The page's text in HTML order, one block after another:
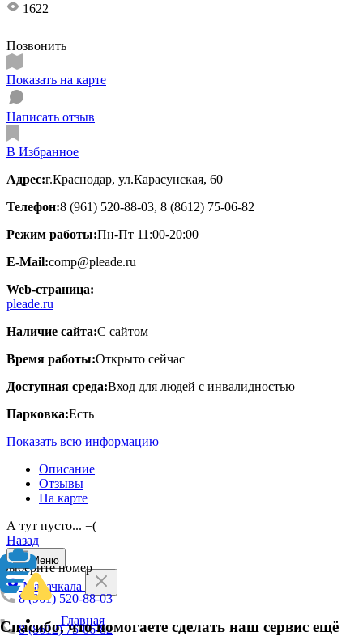
1622
Позвонить
Показать на карте
Написать отзыв
В Избранное
Адрес:г.Краснодар, ул.Карасунская, 60
Телефон:8 (961) 520-88-03, 8 (8612) 75-06-82
Режим работы:Пн-Пт 11:00-20:00
E-Mail:comp@pleade.ru
Web-страница:
pleade.ru
Наличие сайта:С сайтом
Время работы:Открыто сейчас
Доступная среда:Вход для людей с инвалидностью
Парковка:Есть
Показать всю информацию
Описание
Отзывы
На карте
А тут пусто... =(
Назад
Выберите номер
8 (961) 520-88-03
8 (8612) 75-06-82
Спасибо, что помогаете сделать наш сервис ещё
Меню
Махачкала
Главная